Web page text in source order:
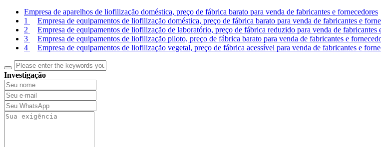
Empresa de aparelhos de liofilização doméstica, preço de fábrica barato para venda de fabricantes e fornecedores
1
Empresa de equipamentos de liofilização doméstica, preço de fábrica barato para venda de fabricantes e
2
Empresa de equipamentos de liofilização de laboratório, preço de fábrica reduzido para venda de fabricantes
3
Empresa de equipamentos de liofilização piloto, preço de fábrica barato para venda de fabricantes e
4
Empresa de equipamentos de liofilização vegetal, preço de fábrica acessível para venda de fabricantes e
Investigação